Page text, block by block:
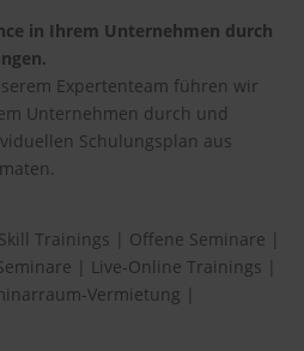
in Ihrem Unternehmen durch
Expertenteam führen wir
Unternehmen durch und
Schulungsplan aus
Trainings | Offene Seminare |
| Live-Online Trainings |
Vermietung |